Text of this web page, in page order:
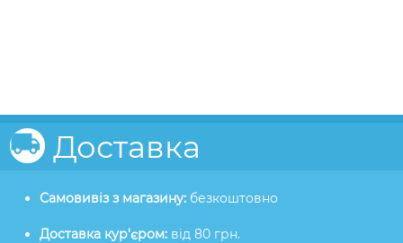
Доставка
Самовивіз з магазину: безкоштовно
Доставка кур'єром: від 80 грн.